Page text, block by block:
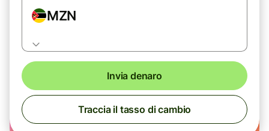
MZN
Invia denaro
Traccia il tasso di cambio